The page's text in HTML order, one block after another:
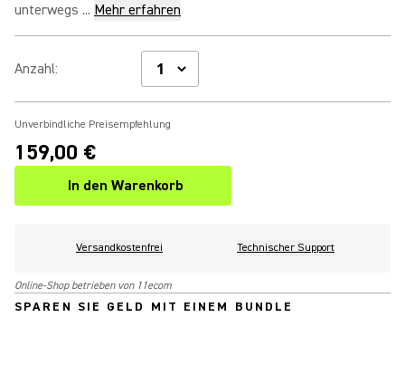
unterwegs ... Mehr erfahren
Anzahl:
Unverbindliche Preisempfehlung
159,00 €
In den Warenkorb
Versandkostenfrei Technischer Support
Online-Shop betrieben von 11ecom
SPAREN SIE GELD MIT EINEM BUNDLE